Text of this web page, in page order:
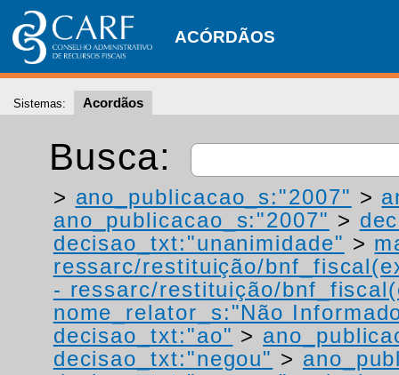
ACÓRDÃOS
Sistemas: Acordãos
Busca:
> ano_publicacao_s:"2007" >
ano_publicacao_s:"2007" >
decisao_txt:"unanimidade" >
ressarc/restituição/
- ressarc/restituição/
nome_relator_s:"Não
decisao_txt:"ao" >
decisao_txt:"negou" >